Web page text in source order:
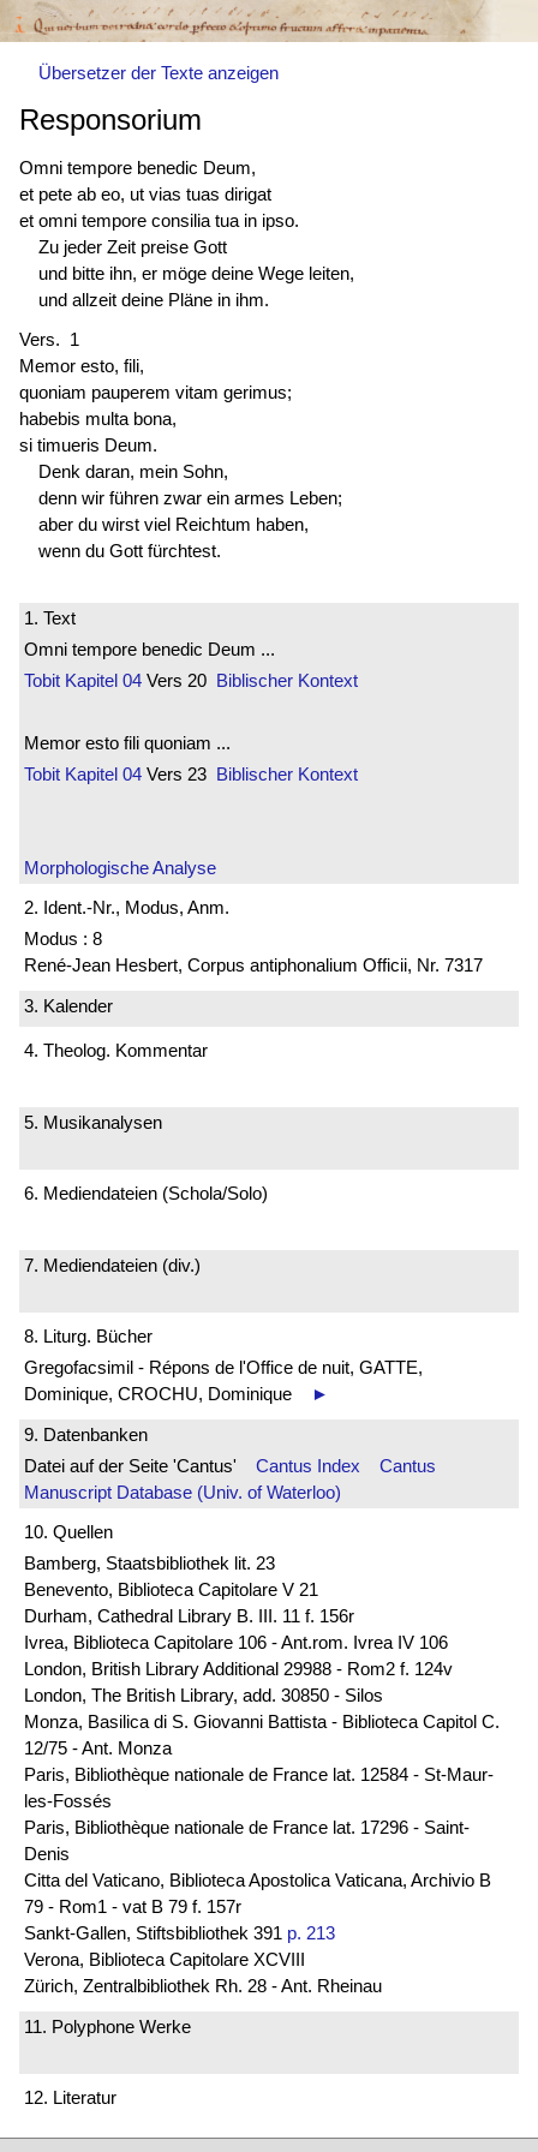
Übersetzer der Texte anzeigen
Responsorium
Omni tempore benedic Deum,
et pete ab eo, ut vias tuas dirigat
et omni tempore consilia tua in ipso.
Zu jeder Zeit preise Gott
und bitte ihn, er möge deine Wege leiten,
und allzeit deine Pläne in ihm.
Vers. 1
Memor esto, fili,
quoniam pauperem vitam gerimus;
habebis multa bona,
si timueris Deum.
Denk daran, mein Sohn,
denn wir führen zwar ein armes Leben;
aber du wirst viel Reichtum haben,
wenn du Gott fürchtest.
1. Text
Omni tempore benedic Deum ...
Tobit Kapitel 04 Vers 20 Biblischer Kontext
Memor esto fili quoniam ...
Tobit Kapitel 04 Vers 23 Biblischer Kontext
Morphologische Analyse
2. Ident.-Nr., Modus, Anm.
Modus : 8
René-Jean Hesbert, Corpus antiphonalium Officii, Nr. 7317
3. Kalender
4. Theolog. Kommentar
5. Musikanalysen
6. Mediendateien (Schola/Solo)
7. Mediendateien (div.)
8. Liturg. Bücher
Gregofacsimil - Répons de l'Office de nuit, GATTE,
Dominique, CROCHU, Dominique
►
9. Datenbanken
Datei auf der Seite 'Cantus' Cantus Index
Cantus
Manuscript Database (Univ. of Waterloo)
10. Quellen
Bamberg, Staatsbibliothek lit. 23
Benevento, Biblioteca Capitolare V 21
Durham, Cathedral Library B. III. 11 f. 156r
Ivrea, Biblioteca Capitolare 106 - Ant.rom. Ivrea IV 106
London, British Library Additional 29988 - Rom2 f. 124v
London, The British Library, add. 30850 - Silos
Monza, Basilica di S. Giovanni Battista - Biblioteca Capitol C.
12/75 - Ant. Monza
Paris, Bibliothèque nationale de France lat. 12584 - St-Maur-
les-Fossés
Paris, Bibliothèque nationale de France lat. 17296 - Saint-
Denis
Citta del Vaticano, Biblioteca Apostolica Vaticana, Archivio B
79 - Rom1 - vat B 79 f. 157r
Sankt-Gallen, Stiftsbibliothek 391 p. 213
Verona, Biblioteca Capitolare XCVIII
Zürich, Zentralbibliothek Rh. 28 - Ant. Rheinau
11. Polyphone Werke
12. Literatur